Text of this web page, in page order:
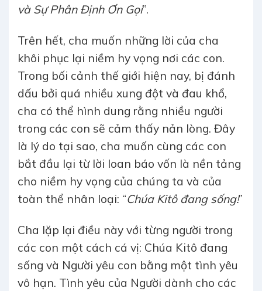
và Sự Phân Định Ơn Gọi”.
Trên hết, cha muốn những lời của cha
khôi phục lại niềm hy vọng nơi các con.
Trong bối cảnh thế giới hiện nay, bị đánh
dấu bởi quá nhiều xung đột và đau khổ,
cha có thể hình dung rằng nhiều người
trong các con sẽ cảm thấy nản lòng. Đây
là lý do tại sao, cha muốn cùng các con
bắt đầu lại từ lời loan báo vốn là nền tảng
cho niềm hy vọng của chúng ta và của
toàn thể nhân loại: “Chúa Kitô đang sống!”
Cha lặp lại điều này với từng người trong
các con một cách cá vị: Chúa Kitô đang
sống và Người yêu con bằng một tình yêu
vô hạn. Tình yêu của Người dành cho các